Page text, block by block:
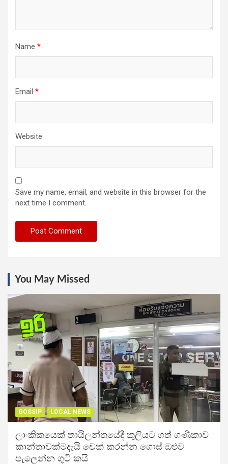
Name *
Email *
Website
Save my name, email, and website in this browser for the
next time I comment.
You May Missed
GOSSIP LOCAL NEWS
ලාංකිකයෙක් තායිලන්තයේදී කුලියට ගත් ගණිකාව
කාන්තාවක්මදැයි චෙක් කරන්න ගොස් ඔළුව
පැලෙන්න ගුටි කයි